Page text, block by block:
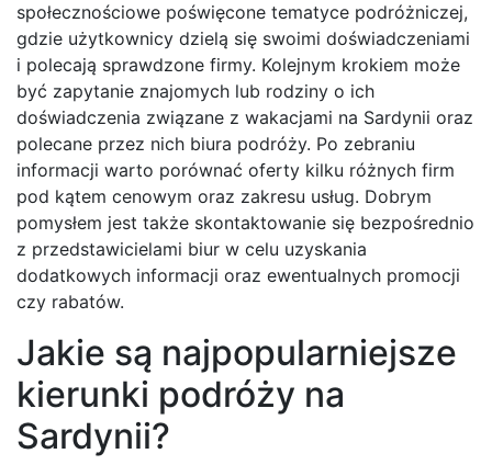
społecznościowe poświęcone tematyce podróżniczej,
gdzie użytkownicy dzielą się swoimi doświadczeniami
i polecają sprawdzone firmy. Kolejnym krokiem może
być zapytanie znajomych lub rodziny o ich
doświadczenia związane z wakacjami na Sardynii oraz
polecane przez nich biura podróży. Po zebraniu
informacji warto porównać oferty kilku różnych firm
pod kątem cenowym oraz zakresu usług. Dobrym
pomysłem jest także skontaktowanie się bezpośrednio
z przedstawicielami biur w celu uzyskania
dodatkowych informacji oraz ewentualnych promocji
czy rabatów.
Jakie są najpopularniejsze
kierunki podróży na
Sardynii?